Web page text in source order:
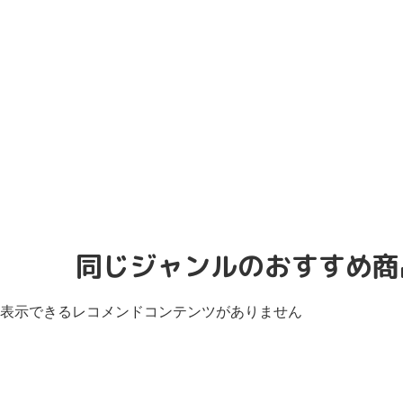
同じジャンルのおすすめ
表示できるレコメンドコンテンツがありません